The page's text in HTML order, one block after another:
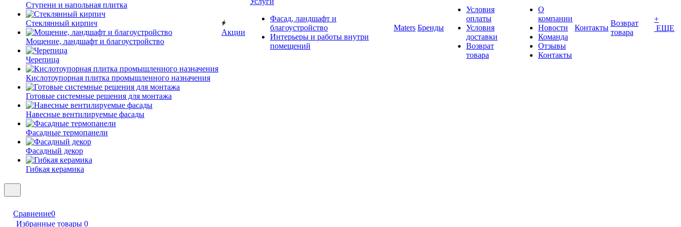
Ступени и напольная плитка
Cтеклянный кирпич
Мощение, ландшафт и благоустройство
Черепица
Кислотоупорная плитка промышленного назначения
Готовые системные решения для монтажа
Навесные вентилируемые фасады
Фасадные термопанели
Фасадный декор
Гибкая керамика
Акции
Фасад, ландшафт и
благоустройство
Интерьеры и работы внутри
помещений
Maters Бренды
Условия
оплаты
Условия
доставки
Возврат
товара
О
компании
Новости
Команда
Отзывы
Контакты
Контакты
Возврат
товара
+
ЕЩЕ
Сравнение0
Избранные товары 0